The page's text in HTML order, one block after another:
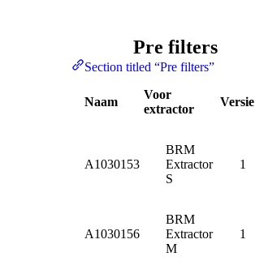
Pre filters
Section titled “Pre filters”
Naam
Voor
extractor
Versie
A1030153
BRM
Extractor
S
1
A1030156
BRM
Extractor
M
1